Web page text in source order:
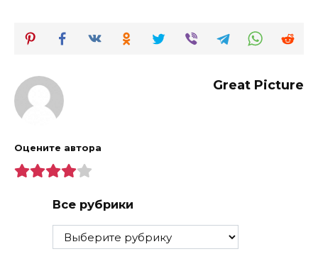
Great Picture
Оцените автора
Все рубрики
Все
рубрики